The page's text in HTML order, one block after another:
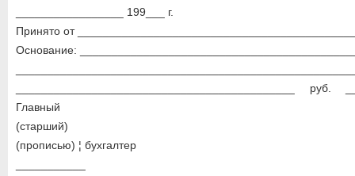
_________________ 199___ г.
Принято от
Основание:
____________________________________________
Главный
(старший)
(прописью) ¦ бухгалтер